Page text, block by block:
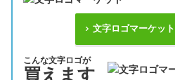
文字ロゴマーケッ
こんな文字ロゴが
買えます